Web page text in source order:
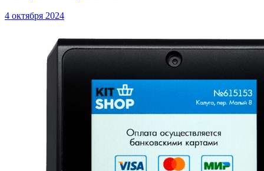
4 октября 2024